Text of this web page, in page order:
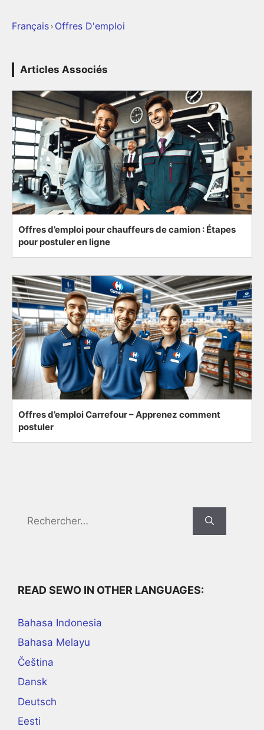
Français › Offres D'emploi
Articles Associés
Offres d’emploi pour chauffeurs de camion : Étapes
pour postuler en ligne
Offres d’emploi Carrefour – Apprenez comment
postuler
for:
READ SEWO IN OTHER LANGUAGES:
Bahasa Indonesia
Bahasa Melayu
Čeština
Dansk
Deutsch
Eesti